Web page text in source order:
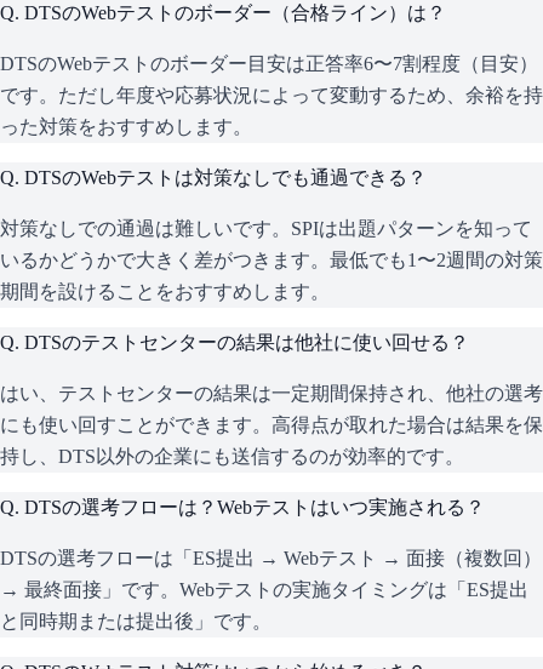
Q. DTSのWebテストのボーダー（合格ライン）は？
DTSのWebテストのボーダー目安は正答率6〜7割程度（目安）
です。ただし年度や応募状況によって変動するため、余裕を持
った対策をおすすめします。
Q. DTSのWebテストは対策なしでも通過できる？
対策なしでの通過は難しいです。SPIは出題パターンを知って
いるかどうかで大きく差がつきます。最低でも1〜2週間の対策
期間を設けることをおすすめします。
Q. DTSのテストセンターの結果は他社に使い回せる？
はい、テストセンターの結果は一定期間保持され、他社の選考
にも使い回すことができます。高得点が取れた場合は結果を保
持し、DTS以外の企業にも送信するのが効率的です。
Q. DTSの選考フローは？Webテストはいつ実施される？
DTSの選考フローは「ES提出 → Webテスト → 面接（複数回）
→ 最終面接」です。Webテストの実施タイミングは「ES提出
と同時期または提出後」です。